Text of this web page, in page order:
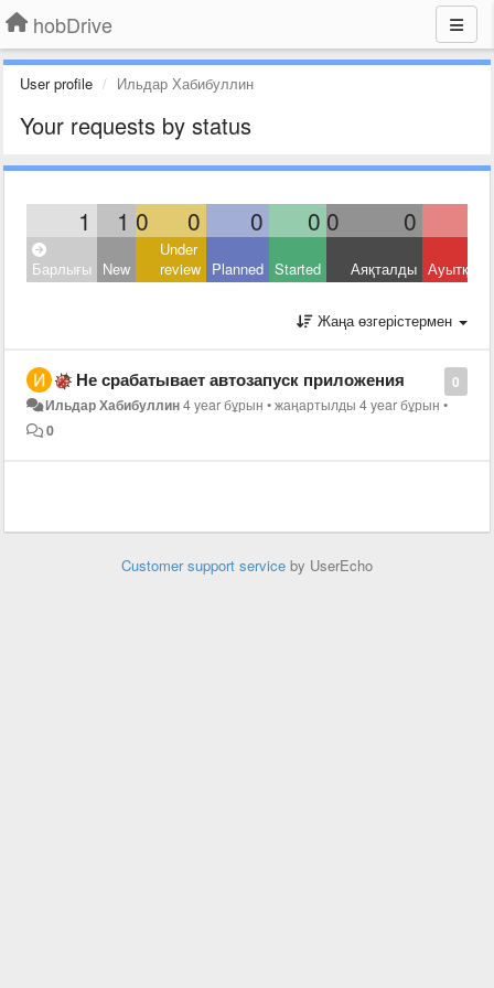
hobDrive
User profile Ильдар Хабибуллин
Your requests by status
1 1 0 0 0 0 0 0
Барлығы New
Under
review Planned Started Аяқталды
Жаңа өзгерістермен
0
Не срабатывает автозапуск приложения
Ильдар Хабибуллин4 year бұрын •жаңартылды4 year бұрын •
0
Customer support service by UserEcho